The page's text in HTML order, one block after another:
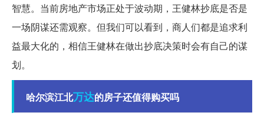
智慧。当前房地产市场正处于波动期，王健林抄底是否是
一场阴谋还需观察。但我们可以看到，商人们都是追求利
益最大化的，相信王健林在做出抄底决策时会有自己的谋
划。
哈尔滨江北万达的房子还值得购买吗